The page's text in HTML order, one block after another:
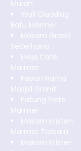
Murah
Wall Cladding
Batu Marmer
Makam Granit
Sederhana
Meja Café
Marmer
Papan Nama
Masjid Granit
Patung Pieta
Marmer
Makam Kristen
Marmer Terbaru
Makam Kristen